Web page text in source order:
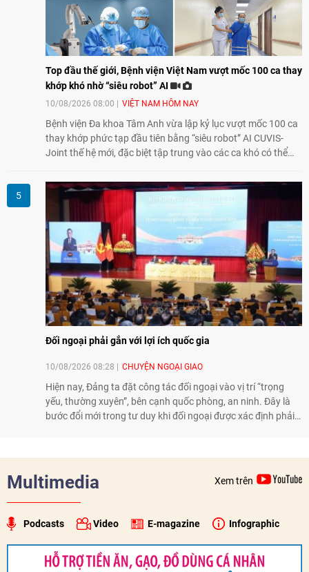
Top đầu thế giới, Bệnh viện Việt Nam vượt mốc 100 ca thay
khớp khó nhờ “siêu robot” AI
10/08/2026 08:00 VIỆT NAM HÔM NAY
Bệnh viện Đa khoa Tâm Anh vừa lập kỷ lục vượt mốc 100 ca
thay khớp phức tạp đầu tiên bằng “siêu robot” AI CUVIS-
Joint thế hệ mới, đặc biệt tập trung vào các ca khó có thể
mở ra cơ hội mới cho nhiều người bệnh đang đối mặt nguy
cơ “tàn phế”.
Đối ngoại phải gắn với lợi ích quốc gia
10/08/2026 08:28 CHUYỆN NGOẠI GIAO
Hiện nay, Đảng ta đặt công tác đối ngoại vào vị trí “trọng
yếu, thường xuyên”, bên cạnh quốc phòng, an ninh. Đây là
bước đổi mới trong tư duy khi đối ngoại được xác định phải
Nhìn vào thực tiễn, yêu cầu ấy đang từng bước được cụ thể
hóa.
Multimedia Xem trên
Podcasts Video E-magazine Infographic